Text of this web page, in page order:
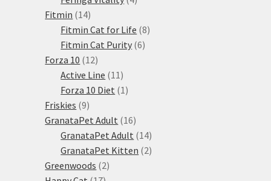
Fitmin 1414
produktů
Fitmin Cat for Life 88
Fitmin Cat Purity 66
Forza 10 1212
produktů
Active Line 11 11
produktů
Forza 10 Diet 1 1
Friskies 99
produktů
GranataPet Adult 1616
produktů
GranataPet Adult 1414
produktů
GranataPet Kitten 22
Greenwoods 22